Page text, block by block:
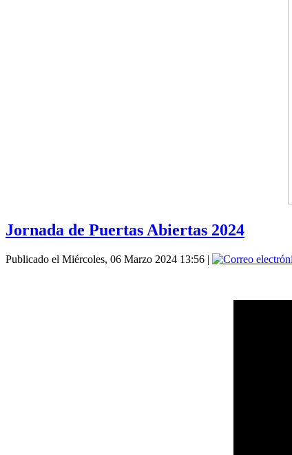
Jornada de Puertas Abiertas 2024
Publicado el Miércoles, 06 Marzo 2024 13:56 |